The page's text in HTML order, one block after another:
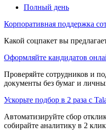
Полный день
Корпоративная поддержка
Какой соцпакет вы
Оформляйте кандидатов
Проверяйте сотрудников и
документы без бумаг и
Ускорьте подбор в 2 раза с
Автоматизируйте сбор
собирайте аналитику в 2